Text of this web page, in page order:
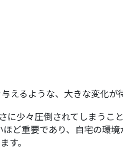
るような、大きな変化が
少々圧倒されてしまうこ
ど重要であり、自宅の環
す。